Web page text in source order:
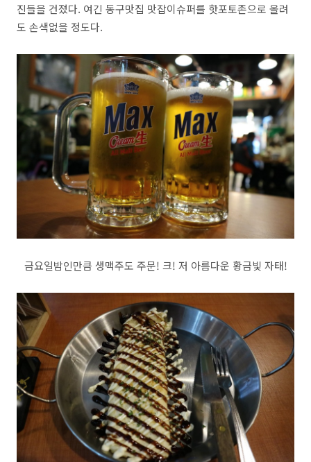
진들을 건졌다. 여긴 동구맛집 맛잡이슈퍼를 핫포토존으로 올려
도 손색없을 정도다.
금요일밤인만큼 생맥주도 주문! 크! 저 아름다운 황금빛 자태!